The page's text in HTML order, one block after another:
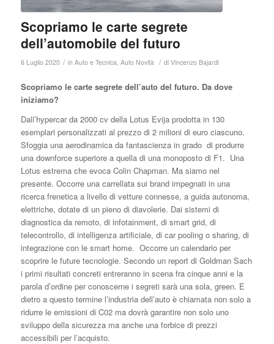
Scopriamo le carte segrete
dell’automobile del futuro
6 Luglio 2020 / in Auto e Tecnica Auto Novità / di Vincenzo Bajardi
Scopriamo le carte segrete dell’auto del futuro. Da dove
iniziamo?
Dall’hypercar da 2000 cv della Lotus Evija prodotta in 130
esemplari personalizzati al prezzo di 2 milioni di euro ciascuno.
Sfoggia una aerodinamica da fantascienza in grado di produrre
una downforce superiore a quella di una monoposto di F1. Una
Lotus estrema che evoca Colin Chapman. Ma siamo nel
presente. Occorre una carrellata sui brand impegnati in una
ricerca frenetica a livello di vetture connesse, a guida autonoma,
elettriche, dotate di un pieno di diavolerie. Dai sistemi di
diagnostica da remoto, di infotainment, di smart grid, di
telecontrollo, di intelligenza artificiale, di car pooling o sharing, di
integrazione con le smart home. Occorre un calendario per
scoprire le future tecnologie. Secondo un report di Goldman Sach
i primi risultati concreti entreranno in scena fra cinque anni e la
parola d’ordine per conoscerne i segreti sarà una sola, green. E
dietro a questo termine l’industria dell’auto è chiamata non solo a
ridurre le emissioni di C02 ma dovrà garantire non solo uno
sviluppo della sicurezza ma anche una forbice di prezzi
accessibili per l’acquisto.